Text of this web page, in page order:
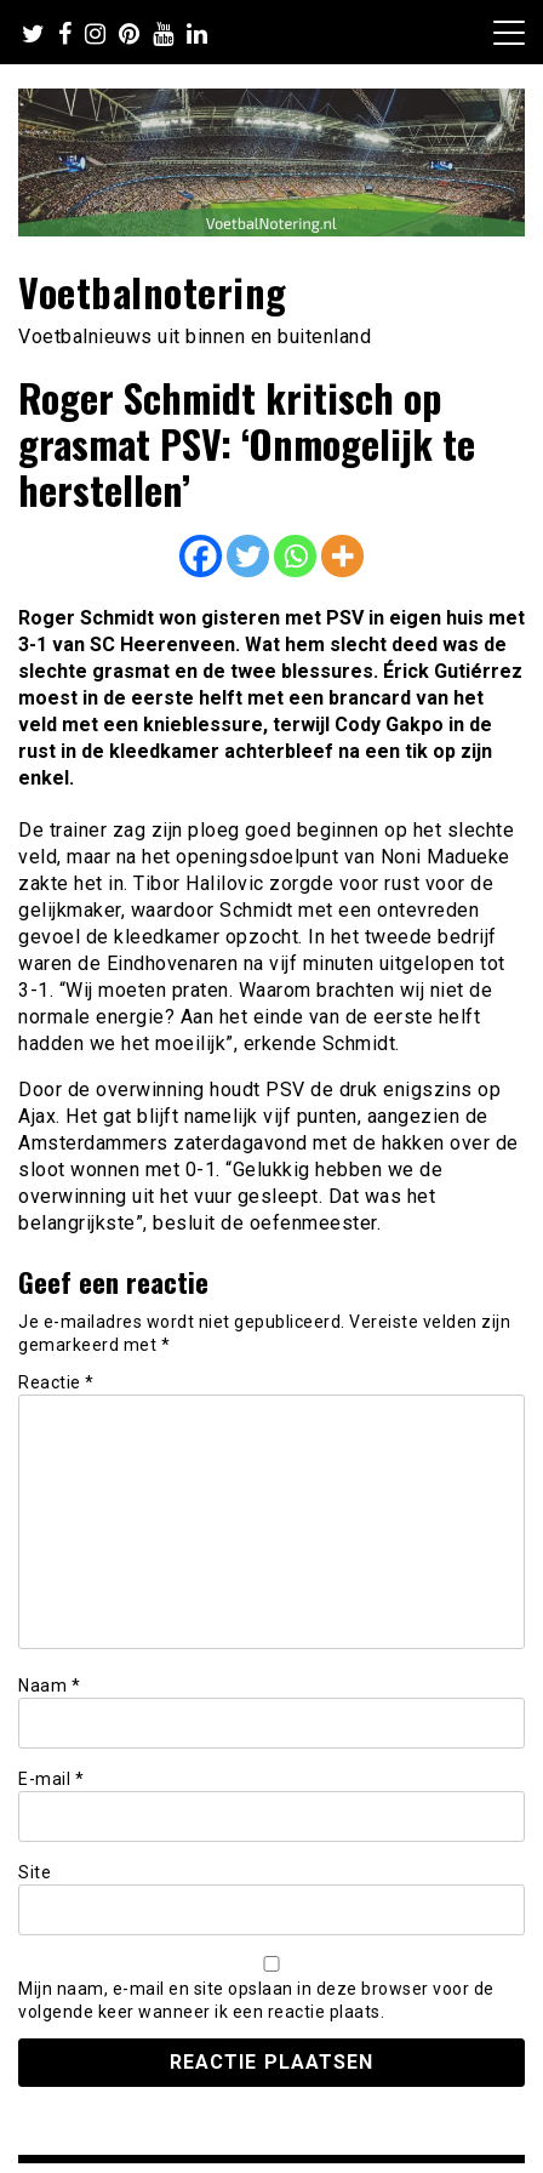
naar
de
inhoud
Voetbalnotering
Voetbalnieuws uit binnen en buitenland
Roger Schmidt kritisch op
grasmat PSV: ‘Onmogelijk te
herstellen’
Roger Schmidt won gisteren met PSV in eigen huis met
3-1 van SC Heerenveen. Wat hem slecht deed was de
slechte grasmat en de twee blessures. Érick Gutiérrez
moest in de eerste helft met een brancard van het
veld met een knieblessure, terwijl Cody Gakpo in de
rust in de kleedkamer achterbleef na een tik op zijn
enkel.
De trainer zag zijn ploeg goed beginnen op het slechte
veld, maar na het openingsdoelpunt van Noni Madueke
zakte het in. Tibor Halilovic zorgde voor rust voor de
gelijkmaker, waardoor Schmidt met een ontevreden
gevoel de kleedkamer opzocht. In het tweede bedrijf
waren de Eindhovenaren na vijf minuten uitgelopen tot
3-1. “Wij moeten praten. Waarom brachten wij niet de
normale energie? Aan het einde van de eerste helft
hadden we het moeilijk”, erkende Schmidt.
Door de overwinning houdt PSV de druk enigszins op
Ajax. Het gat blijft namelijk vijf punten, aangezien de
Amsterdammers zaterdagavond met de hakken over de
sloot wonnen met 0-1. “Gelukkig hebben we de
overwinning uit het vuur gesleept. Dat was het
belangrijkste”, besluit de oefenmeester.
Geef een reactie
Je e-mailadres wordt niet gepubliceerd. Vereiste velden zijn
gemarkeerd met *
Reactie *
Naam *
E-mail *
Site
Mijn naam, e-mail en site opslaan in deze browser voor de
volgende keer wanneer ik een reactie plaats.